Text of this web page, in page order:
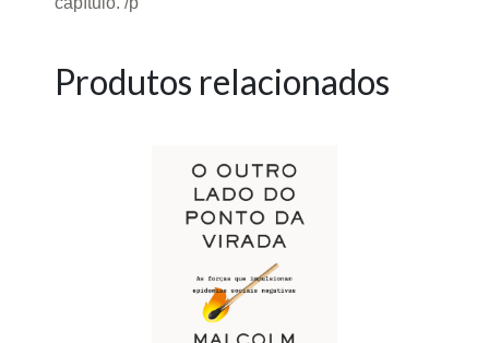
Produtos relacionados